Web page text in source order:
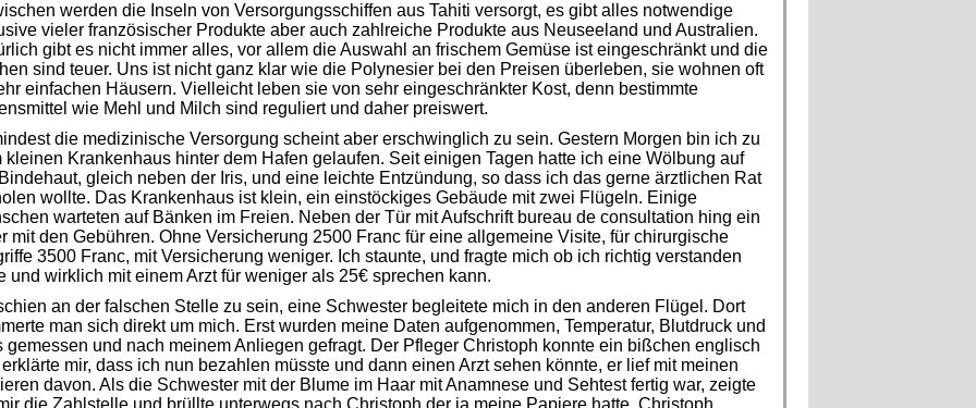
werden die Inseln von Versorgungsschiffen aus Tahiti versorgt, es gibt alles notwendige
vieler französischer Produkte aber auch zahlreiche Produkte aus Neuseeland und Australien.
gibt es nicht immer alles, vor allem die Auswahl an frischem Gemüse ist eingeschränkt und die
sind teuer. Uns ist nicht ganz klar wie die Polynesier bei den Preisen überleben, sie wohnen oft
einfachen Häusern. Vielleicht leben sie von sehr eingeschränkter Kost, denn bestimmte
wie Mehl und Milch sind reguliert und daher preiswert.
die medizinische Versorgung scheint aber erschwinglich zu sein. Gestern Morgen bin ich zu
kleinen Krankenhaus hinter dem Hafen gelaufen. Seit einigen Tagen hatte ich eine Wölbung auf
gleich neben der Iris, und eine leichte Entzündung, so dass ich das gerne ärztlichen Rat
wollte. Das Krankenhaus ist klein, ein einstöckiges Gebäude mit zwei Flügeln. Einige
warteten auf Bänken im Freien. Neben der Tür mit Aufschrift bureau de consultation hing ein
mit den Gebühren. Ohne Versicherung 2500 Franc für eine allgemeine Visite, für chirurgische
3500 Franc, mit Versicherung weniger. Ich staunte, und fragte mich ob ich richtig verstanden
und wirklich mit einem Arzt für weniger als 25€ sprechen kann.
an der falschen Stelle zu sein, eine Schwester begleitete mich in den anderen Flügel. Dort
man sich direkt um mich. Erst wurden meine Daten aufgenommen, Temperatur, Blutdruck und
gemessen und nach meinem Anliegen gefragt. Der Pfleger Christoph konnte ein bißchen englisch
mir, dass ich nun bezahlen müsste und dann einen Arzt sehen könnte, er lief mit meinen
davon. Als die Schwester mit der Blume im Haar mit Anamnese und Sehtest fertig war, zeigte
die Zahlstelle und brüllte unterwegs nach Christoph der ja meine Papiere hatte. Christoph